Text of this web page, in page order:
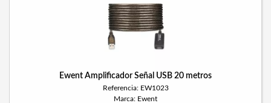
Ewent Amplificador Señal USB 20 metros
Referencia: EW1023
Marca: Ewent